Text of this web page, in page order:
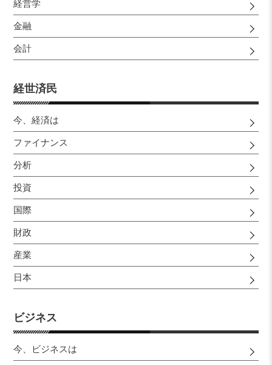
経営学
金融
会計
経世済民
今、経済は
ファイナンス
分析
投資
国際
財政
産業
日本
ビジネス
今、ビジネスは